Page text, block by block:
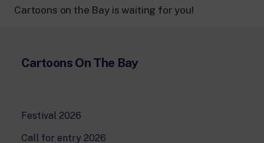
RaiNews
The regional editorial offices of RaiNews.
Cartoons on the Bay is waiting for you!
Cartoons On The Bay
Festival 2026
Call for entry 2026